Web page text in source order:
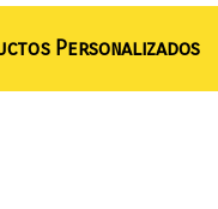
Personalizados